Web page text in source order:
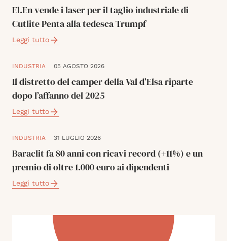
El.En vende i laser per il taglio industriale di
Cutlite Penta alla tedesca Trumpf
Leggi tutto
INDUSTRIA 05 AGOSTO 2026
Il distretto del camper della Val d’Elsa riparte
dopo l’affanno del 2025
Leggi tutto
INDUSTRIA 31 LUGLIO 2026
Baraclit fa 80 anni con ricavi record (+11%) e un
premio di oltre 1.000 euro ai dipendenti
Leggi tutto